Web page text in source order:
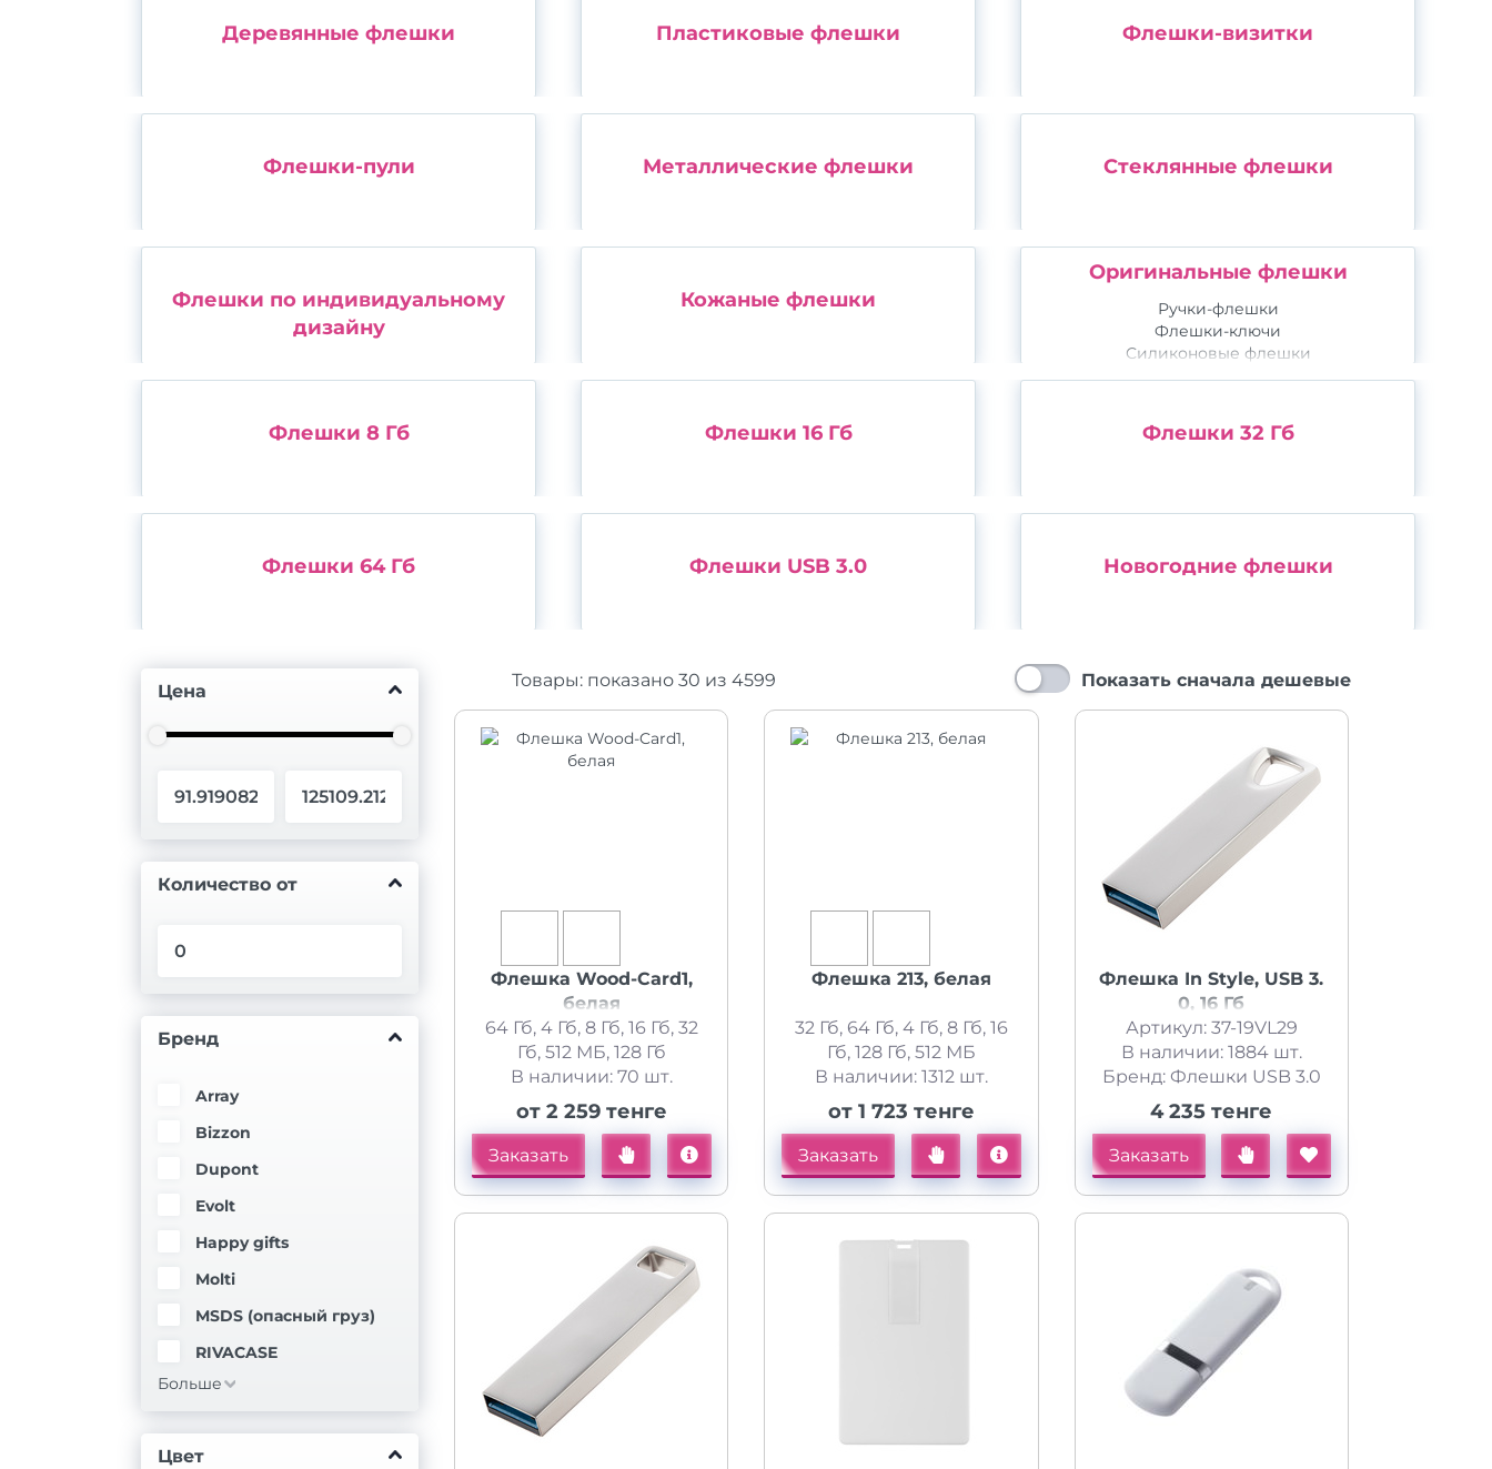
Деревянные флешки Пластиковые флешки Флешки-визитки
Флешки-пули Металлические флешки Стеклянные флешки
Флешки по индивидуальному
дизайну
Кожаные флешки
Оригинальные флешки
Ручки-флешки
Флешки-ключи
Силиконовые флешки
Флешки для телефонов
Флешки 8 Гб Флешки 16 Гб Флешки 32 Гб
Флешки 64 Гб Флешки USB 3.0 Новогодние флешки
Цена
Количество от
Бренд
Array
Bizzon
Dupont
Evolt
Happy gifts
Molti
MSDS (опасный груз)
RIVACASE
Больше
Цвет
Товары:показано 30 из 4599 Показать сначала дешевые
Флешка Wood-Card1,
белая
64 Гб, 4 Гб, 8 Гб, 16 Гб, 32
Гб, 512 МБ, 128 Гб
В наличии: 70 шт.
от 2 259 тенге
Заказать
Флешка 213, белая
32 Гб, 64 Гб, 4 Гб, 8 Гб, 16
Гб, 128 Гб, 512 МБ
В наличии: 1312 шт.
от 1 723 тенге
Заказать
Флешка In Style, USB 3.
0, 16 Гб
Артикул: 37-19VL29
В наличии: 1884 шт.
Бренд: Флешки USB 3.0
4 235 тенге
Заказать